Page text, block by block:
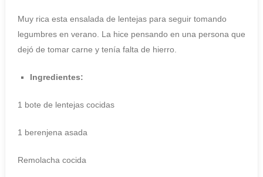
Muy rica esta ensalada de lentejas para seguir tomando
legumbres en verano. La hice pensando en una persona que
dejó de tomar carne y tenía falta de hierro.
Ingredientes:
1 bote de lentejas cocidas
1 berenjena asada
Remolacha cocida